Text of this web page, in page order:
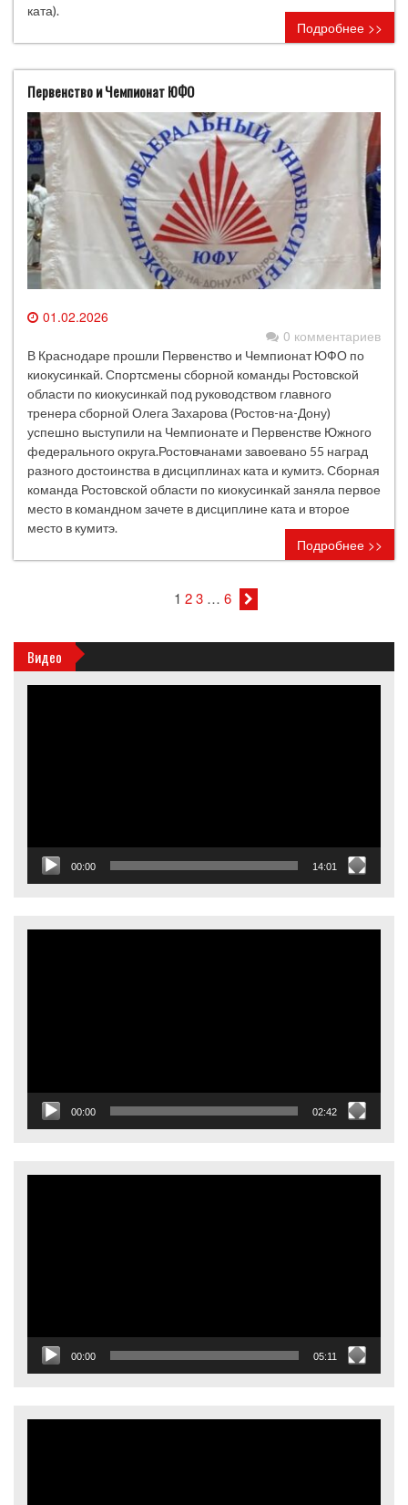
ката).
Подробнее >>
Первенство и Чемпионат ЮФО
01.02.2026
0 комментариев
В Краснодаре прошли Первенство и Чемпионат ЮФО по
киокусинкай. Спортсмены сборной команды Ростовской
области по киокусинкай под руководством главного
тренера сборной Олега Захарова (Ростов-на-Дону)
успешно выступили на Чемпионате и Первенстве Южного
федерального округа.Ростовчанами завоевано 55 наград
разного достоинства в дисциплинах ката и кумитэ. Сборная
команда Ростовской области по киокусинкай заняла первое
место в командном зачете в дисциплине ката и второе
место в кумитэ.
Подробнее >>
1 2 3 … 6
Видео
00:00 14:01
00:00 02:42
00:00 05:11